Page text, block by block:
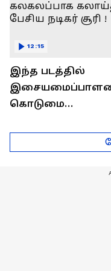
இந்த படத்தில்
கொடுமை
...மேடையில்
கலகலப்பாக
12:15